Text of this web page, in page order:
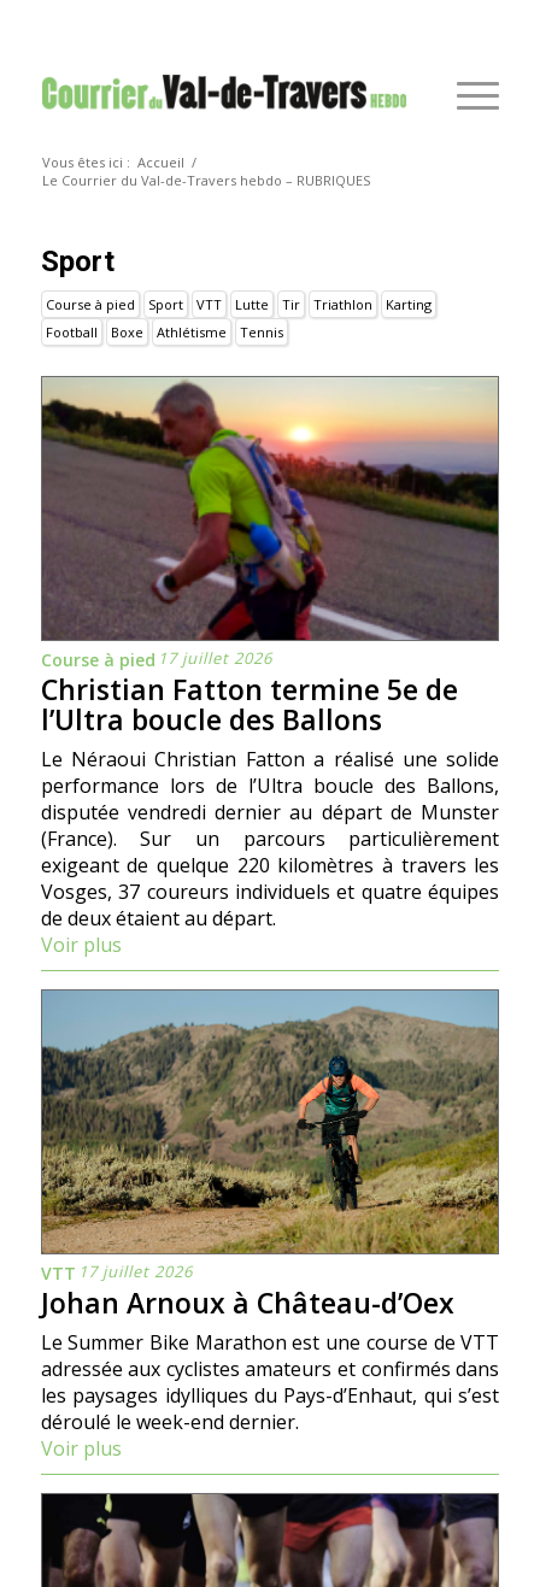
Vous êtes ici : Accueil /
Le Courrier du Val-de-Travers hebdo – RUBRIQUES
Sport
Course à pied Sport VTT Lutte Tir Triathlon
Karting
Football
Boxe Athlétisme Tennis
Course à pied 17 juillet 2026
Christian Fatton termine 5e de
l’Ultra boucle des Ballons
Le Néraoui Christian Fatton a réalisé une solide
performance lors de l’Ultra boucle des Ballons,
disputée vendredi dernier au départ de Munster
(France). Sur un parcours particulièrement
exigeant de quelque 220 kilomètres à travers les
Vosges, 37 coureurs individuels et quatre équipes
de deux étaient au départ.
Voir plus
VTT 17 juillet 2026
Johan Arnoux à Château-d’Oex
Le Summer Bike Marathon est une course de VTT
adressée aux cyclistes amateurs et confirmés dans
les paysages idylliques du Pays-d’Enhaut, qui s’est
déroulé le week-end dernier.
Voir plus